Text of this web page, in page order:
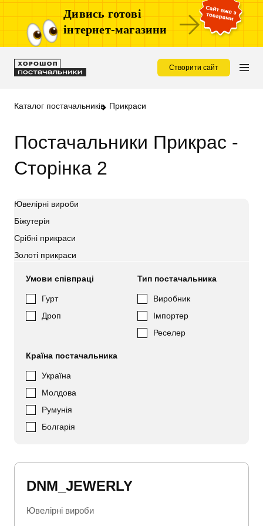
Дивись готові
інтернет-магазини
Створити сайт
Каталог постачальників Прикраси
Постачальники Прикрас -
Сторінка 2
Ювелірні вироби
Біжутерія
Срібні прикраси
Золоті прикраси
Умови співпраці
Гурт
Дроп
Тип постачальника
Виробник
Імпортер
Реселер
Країна постачальника
Україна
Молдова
Румунія
Болгарія
DNM_JEWERLY
Ювелірні вироби